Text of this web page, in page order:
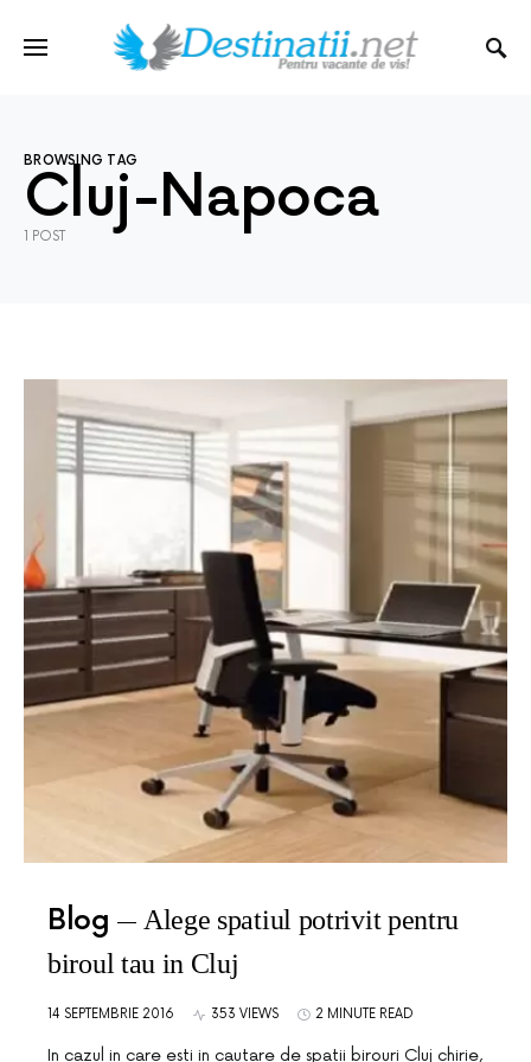
BROWSING TAG
Cluj-Napoca
1 POST
Blog
Alege spatiul potrivit pentru
biroul tau in Cluj
14 SEPTEMBRIE 2016 353 VIEWS 2 MINUTE READ
In cazul in care esti in cautare de spatii birouri Cluj chirie,